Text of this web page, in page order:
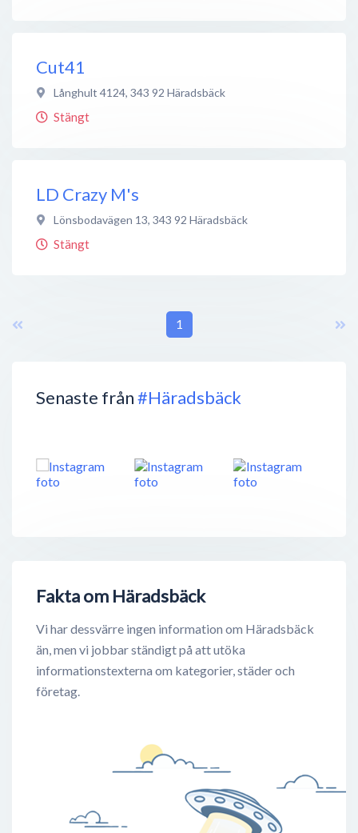
Senaste från#Häradsbäck
Fakta om Häradsbäck
Vi har dessvärre ingen information om Häradsbäck
än, men vi jobbar ständigt på att utöka
informationstexterna om kategorier, städer och
företag.
Cut41
Långhult 4124, 343 92 Häradsbäck
Stängt
LD Crazy M's
Lönsbodavägen 13, 343 92 Häradsbäck
Stängt
1